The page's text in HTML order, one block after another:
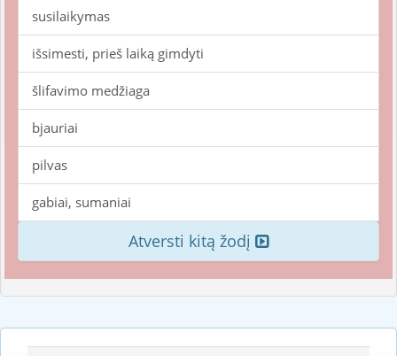
susilaikymas
išsimesti, prieš laiką gimdyti
šlifavimo medžiaga
bjauriai
pilvas
gabiai, sumaniai
Atversti kitą žodį